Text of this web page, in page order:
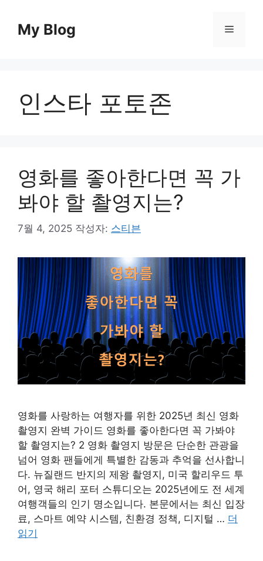
My Blog 메
인스타 포토존
영화를 좋아한다면 꼭 가
봐야 할 촬영지는?
7월 4, 2025 작성자: 스티븐
영화를 사랑하는 여행자를 위한 2025년 최신 영화
촬영지 완벽 가이드 영화를 좋아한다면 꼭 가봐야
할 촬영지는? 2 영화 촬영지 방문은 단순한 관광을
넘어 영화 팬들에게 특별한 감동과 추억을 선사합니
다. 뉴질랜드 반지의 제왕 촬영지, 미국 할리우드 투
어, 영국 해리 포터 스튜디오는 2025년에도 전 세계
여행객들의 인기 명소입니다. 본문에서는 최신 입장
료, 스마트 예약 시스템, 친환경 정책, 디지털 … 더
읽기